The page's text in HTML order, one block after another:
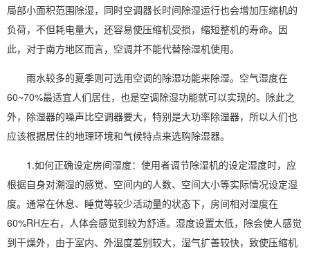
局部小面积范围除湿，同时空调器长时间除湿运行也会增加压缩机的
负荷，不但耗电量大，还容易使压缩机受损，缩短整机的寿命。因
此，对于南方地区而言，空调并不能代替除湿机使用。
雨水较多的夏季则可选用空调的除湿功能来除湿。 空气湿度在
60~70%最适宜人们居住，也是空调除湿功能就可以实现的。除此之
外， 除湿器的噪声比空调器要大，特别是大功率除湿器，所以人们也
应该根据居住的地理环境和气候特点来选购除湿器。
1.如何正确设定房间湿度：使用者调节除湿机的设定湿度时，应
根据自身对潮湿的感觉、空间内的人数、空间大小等实际情况设定湿
度。通常在休息、睡觉等较少活动量的状态下，房间相对湿度在
60%RH左右，人体会感觉到较为舒适。湿度设置太低，除会使人感觉
到干燥外，由于室内、外湿度差别较大， 湿气扩善较快，致使压缩机